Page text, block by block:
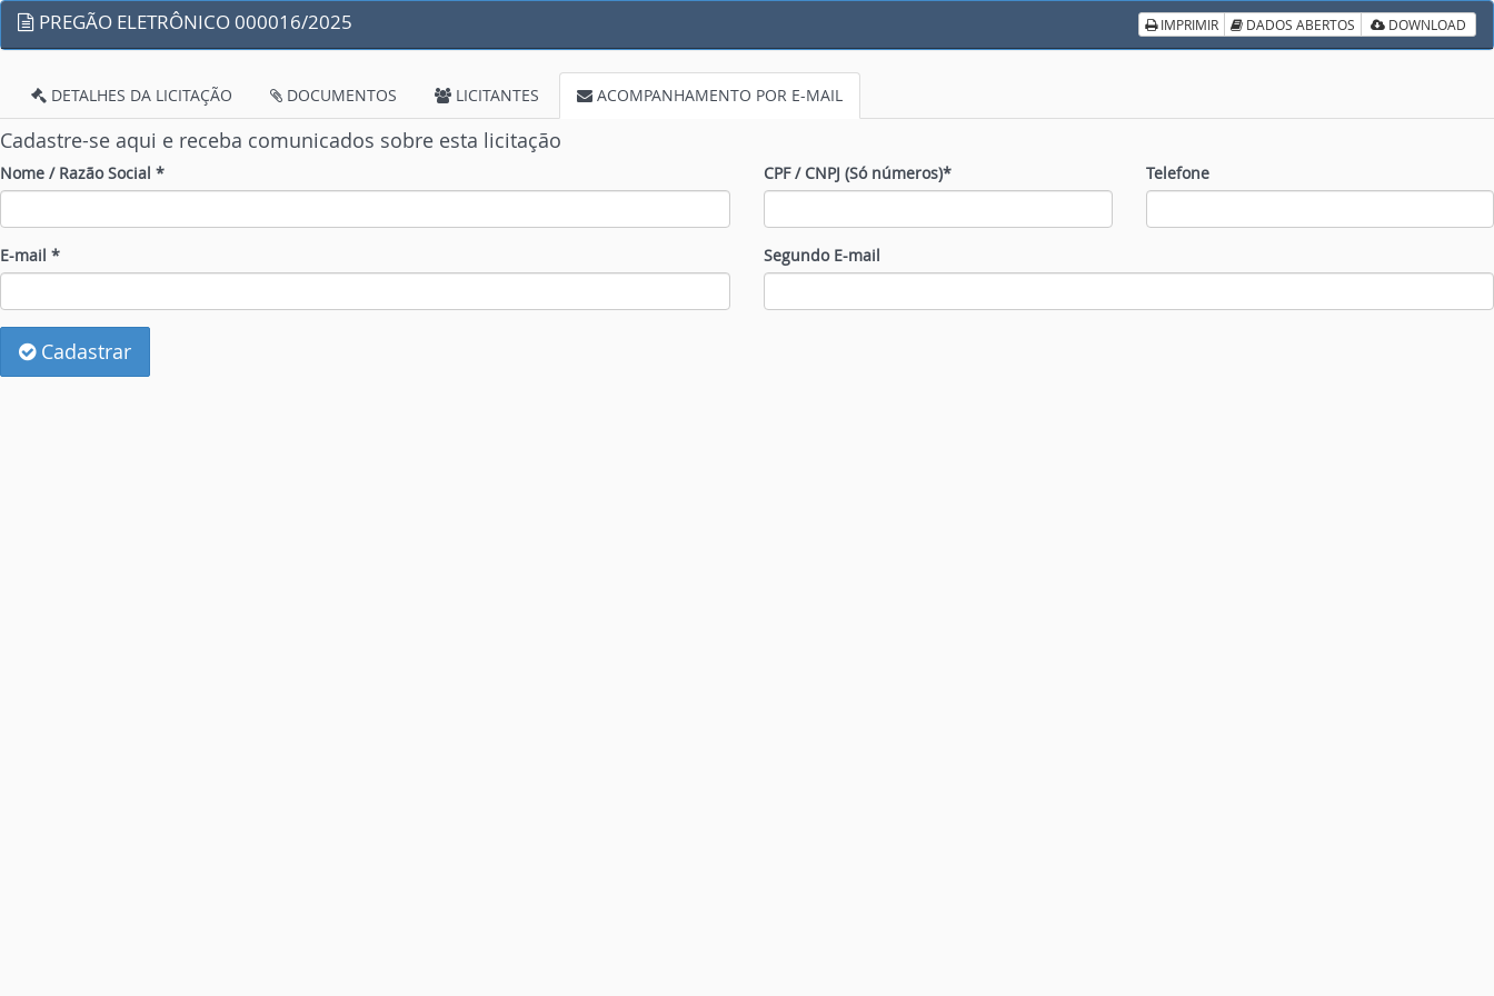
PREGÃO ELETRÔNICO 000016/2025 IMPRIMIR DADOS ABERTOS DOWNLOAD
DETALHES DA LICITAÇÃO DOCUMENTOS LICITANTES ACOMPANHAMENTO POR E-MAIL
Cadastre-se aqui e receba comunicados sobre esta licitação
Nome / Razão Social * CPF / CNPJ (Só números)* Telefone
E-mail * Segundo E-mail
Cadastrar